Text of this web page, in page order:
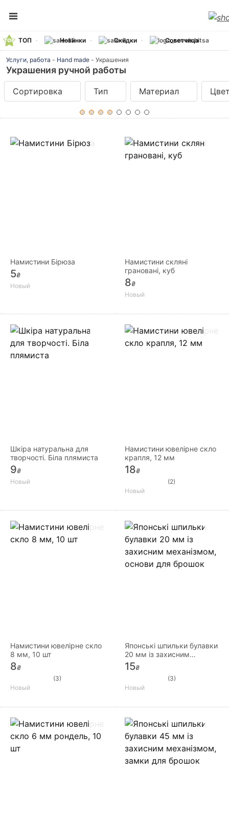
ТОП Новинки Скидки Советчица
Услуги, работа - Hand made - Украшения
Украшения ручной работы
Сортировка Тип Материал
Намистини Бірюза
5₴
Новый
Намистини скляні
грановані, куб
8₴
Новый
Шкіра натуральна для
творчості. Біла плямиста
9₴
Новый
Намистини ювелірне скло
крапля, 12 мм
18₴
(2)
Новый
Намистини ювелірне скло
8 мм, 10 шт
8₴
(3)
Новый
Японські шпильки булавки
20 мм із захисним
механізмом, основи для
брошок
15₴
(3)
Новый